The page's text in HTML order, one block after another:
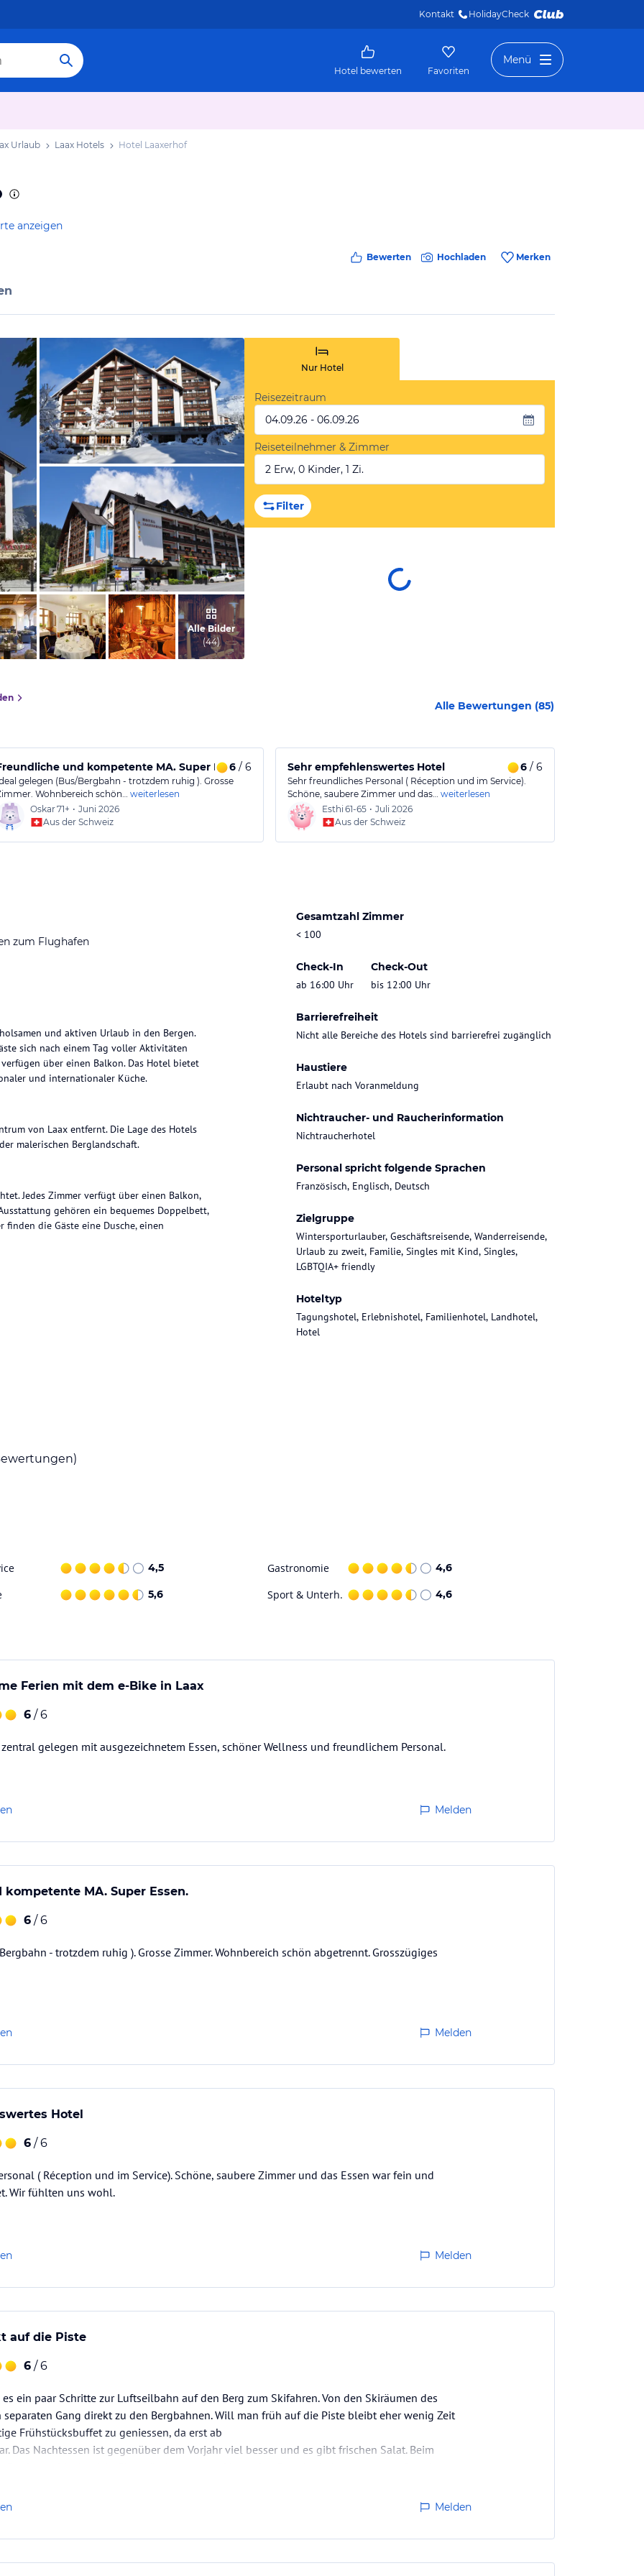
Kontakt HolidayCheck
Hotel bewerten Favoriten
Menü
Urlaub Laax Hotels Hotel Laaxerhof
anzeigen
Bewerten Hochladen Merken
vom Hotelier, Mai 2016
vom Hotelier, Mai 2016
Alle Bilder
(44)
Nur Hotel
Reisezeitraum
04.09.26 - 06.09.26
Reiseteilnehmer & Zimmer
2 Erw, 0 Kinder, 1 Zi.
Filter
Alle Bewertungen (85)
und kompetente MA. Super Essen.
6/ 6
gelegen (Bus/Bergbahn - trotzdem ruhig ). Grosse
Wohnbereich schön… weiterlesen
Oskar71+ • Juni 2026
Aus der Schweiz
Sehr empfehlenswertes Hotel 6/ 6
Sehr freundliches Personal ( Réception und im Service).
Schöne, saubere Zimmer und das… weiterlesen
Esthi 61-65 • Juli 2026
Aus der Schweiz
zum Flughafen
Gesamtzahl Zimmer
< 100
Check-In
ab 16:00 Uhr
Check-Out
bis 12:00 Uhr
Barrierefreiheit
Nicht alle Bereiche des Hotels sind barrierefrei zugänglich
Haustiere
Erlaubt nach Voranmeldung
Nichtraucher- und Raucherinformation
Nichtraucherhotel
Personal spricht folgende Sprachen
Französisch, Englisch, Deutsch
Zielgruppe
Wintersporturlauber, Geschäftsreisende, Wanderreisende,
Urlaub zu zweit, Familie, Singles mit Kind, Singles,
LGBTQIA+ friendly
Hoteltyp
Tagungshotel, Erlebnishotel, Familienhotel, Landhotel,
Hotel
und aktiven Urlaub in den Bergen.
sich nach einem Tag voller Aktivitäten
über einen Balkon. Das Hotel bietet
und internationaler Küche.
von Laax entfernt. Die Lage des Hotels
malerischen Berglandschaft.
Jedes Zimmer verfügt über einen Balkon,
gehören ein bequemes Doppelbett,
finden die Gäste eine Dusche, einen
Gewähr. Bitte lies vor der Buchung die
4,5 Gastronomie 4,6
5,6 Sport & Unterh. 4,6
Ferien mit dem e-Bike in Laax
6 / 6
gelegen mit ausgezeichnetem Essen, schöner Wellness und freundlichem Personal.
Melden
kompetente MA. Super Essen.
6 / 6
- trotzdem ruhig ). Grosse Zimmer. Wohnbereich schön abgetrennt. Grosszügiges
Melden
Hotel
6 / 6
( Réception und im Service). Schöne, saubere Zimmer und das Essen war fein und
Wir fühlten uns wohl.
Melden
auf die Piste
6 / 6
ein paar Schritte zur Luftseilbahn auf den Berg zum Skifahren. Von den Skiräumen des
Gang direkt zu den Bergbahnen. Will man früh auf die Piste bleibt eher wenig Zeit
Frühstücksbuffet zu geniessen, da erst ab
Das Nachtessen ist gegenüber dem Vorjahr viel besser und es gibt frischen Salat. Beim
Melden